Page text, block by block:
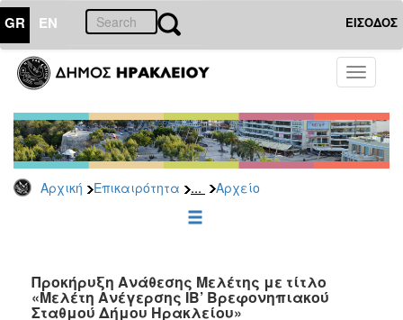
GR EN ΕΙΣΟΔΟΣ
Toggle
Αρχική Επικαιρότητα ... Αρχείο
ΕΠΙΚΑΙΡΟΤΗΤΑ
-
Δημοπρασίες
Αρχείο
2026
2022
Προκήρυξη Ανάθεσης Μελέτης με τίτλο
«Μελέτη Ανέγερσης ΙΒ’ Βρεφονηπιακού
Σταθμού Δήμου Ηρακλείου»